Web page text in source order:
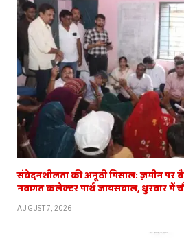
संवेदनशीलता की अनूठी मिसाल: ज़मीन पर
नवागत कलेक्टर पार्थ जायसवाल, धुरवार में
AUGUST 7, 2026